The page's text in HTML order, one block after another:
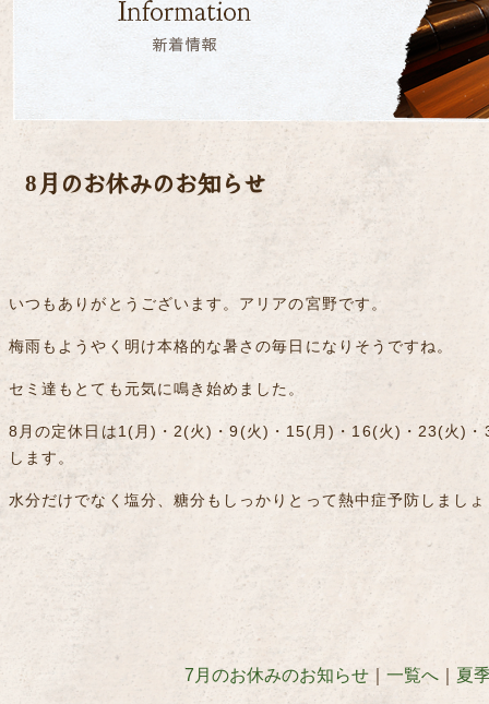
8月のお休みのお知らせ
いつもありがとうございます。アリアの宮野です。
梅雨もようやく明け本格的な暑さの毎日になりそうですね。
セミ達もとても元気に鳴き始めました。
8月の定休日は1(月)・2(火)・9(火)・15(月)・16(火)・23(火)・
します。
水分だけでなく塩分、糖分もしっかりとって熱中症予防しまし
7月のお休みのお知らせ｜ 一覧へ｜ 夏